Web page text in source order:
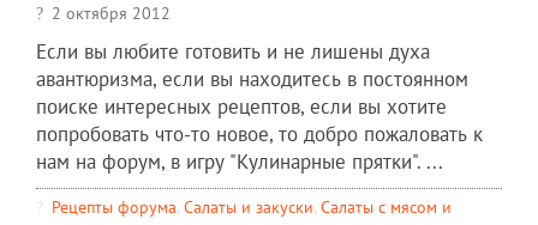
2 октября 2012
Если вы любите готовить и не лишены духа
авантюризма, если вы находитесь в постоянном
поиске интересных рецептов, если вы хотите
попробовать что-то новое, то добро пожаловать к
нам на форум, в игру "Кулинарные прятки". ...
Рецепты форума, Салаты и закуски, Салаты с мясом и